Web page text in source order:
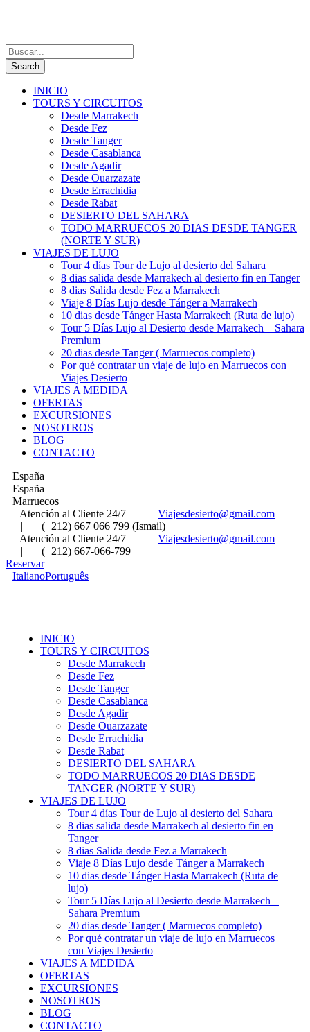
INICIO
TOURS Y CIRCUITOS
Desde Marrakech
Desde Fez
Desde Tanger
Desde Casablanca
Desde Agadir
Desde Ouarzazate
Desde Errachidia
Desde Rabat
DESIERTO DEL SAHARA
TODO MARRUECOS 20 DIAS DESDE TANGER
(NORTE Y SUR)
VIAJES DE LUJO
Tour 4 días Tour de Lujo al desierto del Sahara
8 dias salida desde Marrakech al desierto fin en Tanger
8 dias Salida desde Fez a Marrakech
Viaje 8 Días Lujo desde Tánger a Marrakech
10 dias desde Tánger Hasta Marrakech (Ruta de lujo)
Tour 5 Días Lujo al Desierto desde Marrakech – Sahara
Premium
20 dias desde Tanger ( Marruecos completo)
Por qué contratar un viaje de lujo en Marruecos con
Viajes Desierto
VIAJES A MEDIDA
OFERTAS
EXCURSIONES
NOSOTROS
BLOG
CONTACTO
España
España
Marruecos
Atención al Cliente 24/7
|
Viajesdesierto@gmail.com
|
(+212) 667 066 799 (Ismail)
Atención al Cliente 24/7
|
Viajesdesierto@gmail.com
|
(+212) 667-066-799
Reservar
ItalianoPortuguês
INICIO
TOURS Y CIRCUITOS
Desde Marrakech
Desde Fez
Desde Tanger
Desde Casablanca
Desde Agadir
Desde Ouarzazate
Desde Errachidia
Desde Rabat
DESIERTO DEL SAHARA
TODO MARRUECOS 20 DIAS DESDE
TANGER (NORTE Y SUR)
VIAJES DE LUJO
Tour 4 días Tour de Lujo al desierto del Sahara
8 dias salida desde Marrakech al desierto fin en
Tanger
8 dias Salida desde Fez a Marrakech
Viaje 8 Días Lujo desde Tánger a Marrakech
10 dias desde Tánger Hasta Marrakech (Ruta de
lujo)
Tour 5 Días Lujo al Desierto desde Marrakech –
Sahara Premium
20 dias desde Tanger ( Marruecos completo)
Por qué contratar un viaje de lujo en Marruecos
con Viajes Desierto
VIAJES A MEDIDA
OFERTAS
EXCURSIONES
NOSOTROS
BLOG
CONTACTO